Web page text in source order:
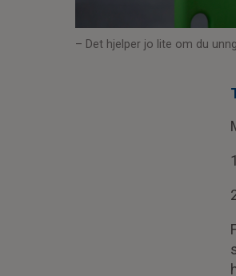
– Det hjelper jo lite om du